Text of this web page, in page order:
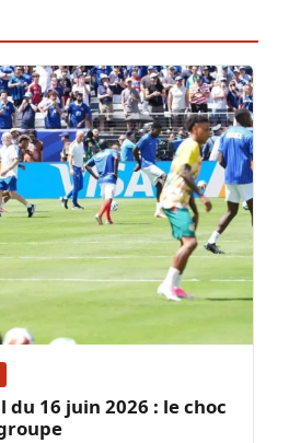
du 16 juin 2026 : le choc